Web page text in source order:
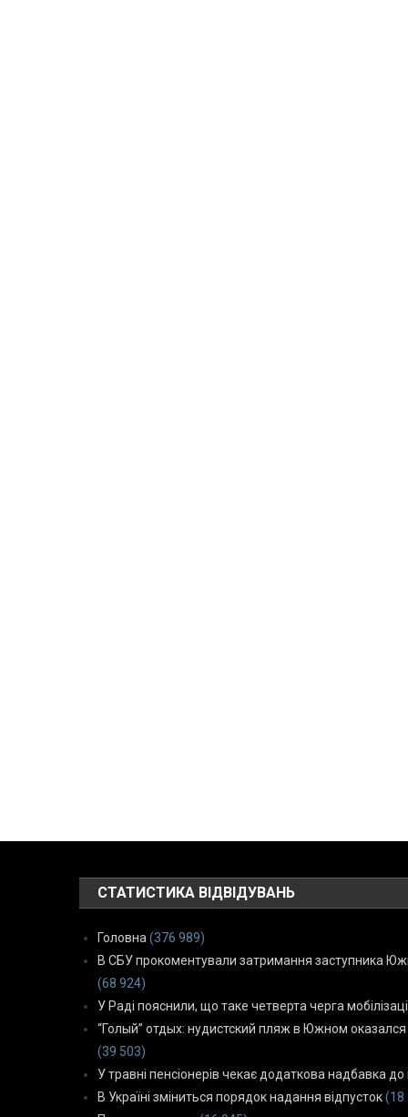
СТАТИСТИКА ВІДВІДУВАНЬ
Головна (376 989)
В СБУ прокоментували затримання заступника
(68 924)
У Раді пояснили, що таке четверта черга
“Голый” отдых: нудистский пляж в Южном
(39 503)
У травні пенсіонерів чекає додаткова надбавка до
В Україні зміниться порядок надання відпусток (18